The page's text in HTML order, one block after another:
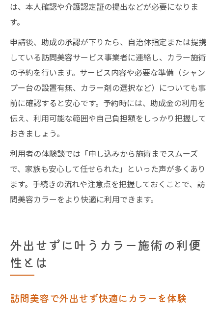
は、本人確認や介護認定証の提出などが必要になりま
す。
申請後、助成の承認が下りたら、自治体指定または提携
している訪問美容サービス事業者に連絡し、カラー施術
の予約を行います。サービス内容や必要な準備（シャン
プー台の設置有無、カラー剤の選択など）についても事
前に確認すると安心です。予約時には、助成金の利用を
伝え、利用可能な範囲や自己負担額をしっかり把握して
おきましょう。
利用者の体験談では「申し込みから施術までスムーズ
で、家族も安心して任せられた」といった声が多くあり
ます。手続きの流れや注意点を把握しておくことで、訪
問美容カラーをより快適に利用できます。
外出せずに叶うカラー施術の利便
性とは
訪問美容で外出せず快適にカラーを体験